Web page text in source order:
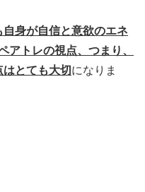
自身が自信と意欲のエネ
アトレの視点、つまり、
とても大切 になりま